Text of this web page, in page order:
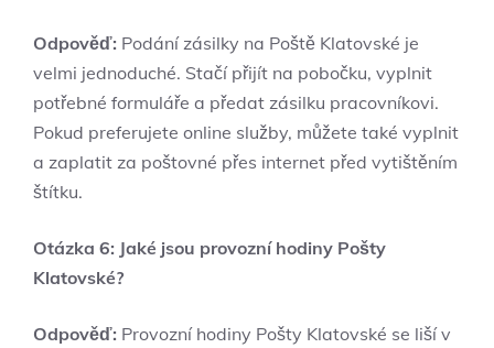
Odpověď: Podání zásilky na Poště Klatovské je
velmi jednoduché. Stačí přijít na pobočku, vyplnit
potřebné formuláře a předat zásilku pracovníkovi.
Pokud preferujete online služby, můžete také vyplnit
a zaplatit za poštovné přes internet před vytištěním
štítku.
Otázka 6: Jaké jsou provozní hodiny Pošty
Klatovské?
Odpověď: Provozní hodiny Pošty Klatovské se liší v